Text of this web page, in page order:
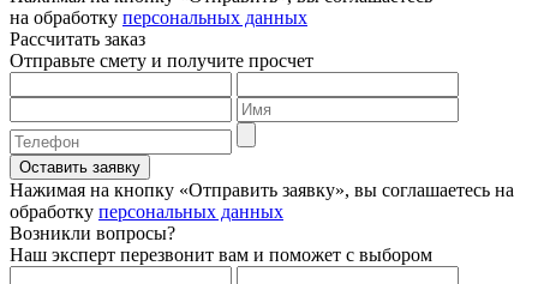
на обработку персональных данных
Рассчитать заказ
Отправьте смету и получите просчет
Оставить заявку
Нажимая на кнопку «Отправить заявку», вы соглашаетесь на
обработку персональных данных
Возникли вопросы?
Наш эксперт перезвонит вам и поможет с выбором